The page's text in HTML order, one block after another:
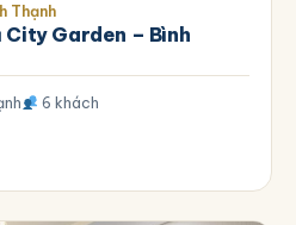
Thạnh
City Garden – Bình
6 khách